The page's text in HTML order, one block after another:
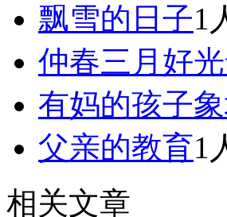
飘雪的日子1
仲春三月好
有妈的孩子
父亲的教育1
相关文章